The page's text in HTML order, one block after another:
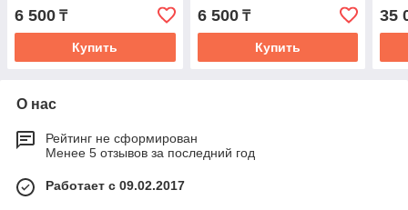
6 500 ₸
Купить
6 500₸
Купить
35
О нас
Рейтинг не сформирован
Менее 5 отзывов за последний год
Работает с 09.02.2017